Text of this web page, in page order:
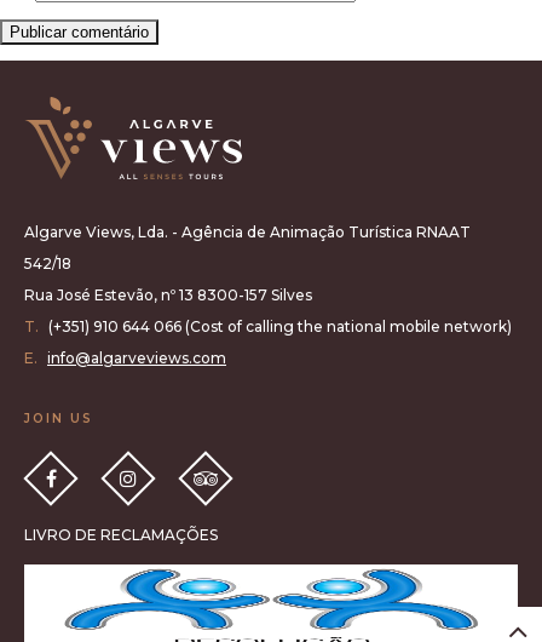
Algarve Views, Lda. - Agência de Animação Turística RNAAT
542/18
Rua José Estevão, nº 13 8300-157 Silves
T. (+351) 910 644 066 (Cost of calling the national mobile network)
E. info@algarveviews.com
JOIN US
LIVRO DE RECLAMAÇÕES